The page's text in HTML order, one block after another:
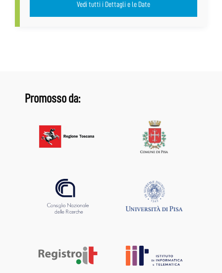
Vedi tutti i Dettagli e le Date
Promosso da: